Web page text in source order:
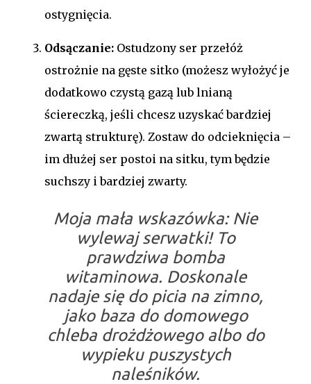
ostygnięcia.
Odsączanie: Ostudzony ser przełóż
ostrożnie na gęste sitko (możesz wyłożyć je
dodatkowo czystą gazą lub lnianą
ściereczką, jeśli chcesz uzyskać bardziej
zwartą strukturę). Zostaw do odcieknięcia –
im dłużej ser postoi na sitku, tym będzie
suchszy i bardziej zwarty.
Moja mała wskazówka:Nie
wylewaj serwatki! To
prawdziwa bomba
witaminowa. Doskonale
nadaje się do picia na zimno,
jako baza do domowego
chleba drożdżowego albo do
wypieku puszystych
naleśników.